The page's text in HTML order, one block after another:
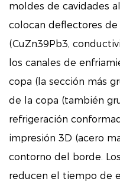
moldes de cavidades
colocan deflectores
(CuZn39Pb3,
los canales de
copa (la sección más
de la copa (también
refrigeración
impresión 3D (acero
contorno del borde.
reducen el tiempo de